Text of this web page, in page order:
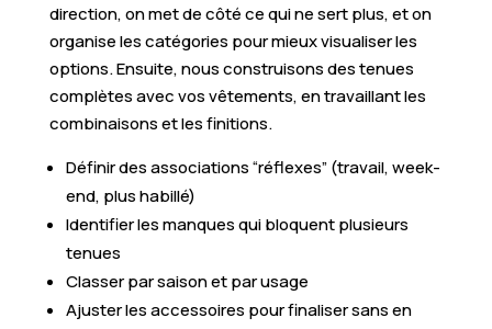
direction, on met de côté ce qui ne sert plus, et on
organise les catégories pour mieux visualiser les
options. Ensuite, nous construisons des tenues
complètes avec vos vêtements, en travaillant les
combinaisons et les finitions.
Définir des associations “réflexes” (travail, week-
end, plus habillé)
Identifier les manques qui bloquent plusieurs
tenues
Classer par saison et par usage
Ajuster les accessoires pour finaliser sans en